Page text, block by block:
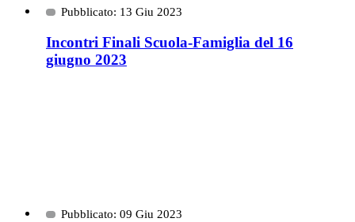
Pubblicato: 13 Giu 2023
Incontri Finali Scuola-Famiglia del 16
giugno 2023
Pubblicato: 09 Giu 2023